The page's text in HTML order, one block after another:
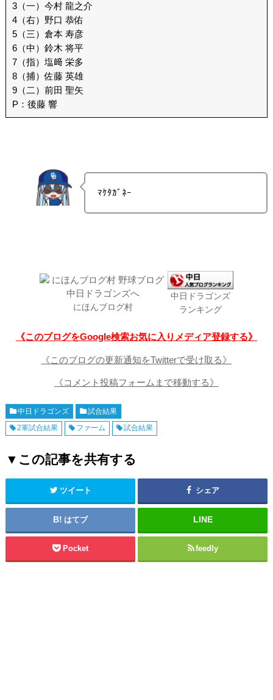
3（一）今村 龍之介
4（右）野口 恭佑
5（三）倉本 寿彦
6（中）鈴木 将平
7（指）塩﨑 栄多
8（捕）佐藤 英雄
9（二）前田 聖矢
P：後藤 響
ﾏｹﾀｶﾞﾈｰ
にほんブログ村
中日ドラゴンズ
ランキング
《このブログをGoogle検索お気に入りメディア登録する》
《このブログの更新通知をTwitterで受け取る》
《コメント投稿フォームまで移動する》
中日ドラゴンズ
試合結果
2軍試合結果
ファーム 試合結果
▼この記事を共有する
ツイート シェア
はてブ
Pocket feedly